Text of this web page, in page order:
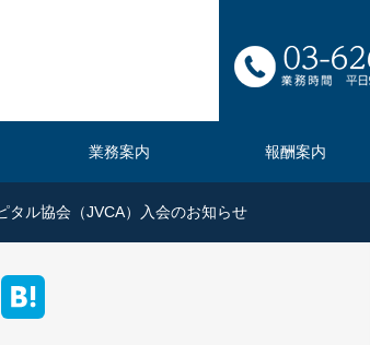
業務案内 報酬案内
タル協会（JVCA）入会のお知らせ